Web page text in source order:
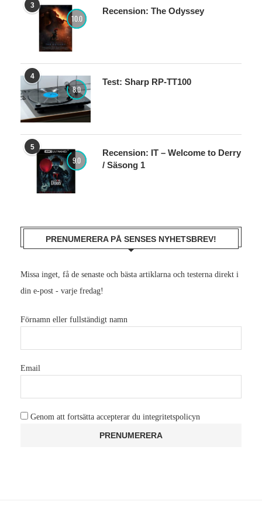
3
10.0
Recension: The Odyssey
4
8.0
Test: Sharp RP-TT100
5
9.0
Recension: IT – Welcome to Derry
/ Säsong 1
PRENUMERERA PÅ SENSES NYHETSBREV!
Missa inget, få de senaste och bästa artiklarna och testerna direkt i
din e-post - varje fredag!
Förnamn eller fullständigt namn
Email
Genom att fortsätta accepterar du integritetspolicyn